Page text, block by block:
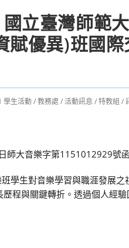
國立臺灣師範
賦優異)班國
學生活動/教務處 /活動訊息 /特教組 /
師大音樂字第1151012929號
學生對音樂學習與職涯發展
程與關鍵轉折。透過個人經